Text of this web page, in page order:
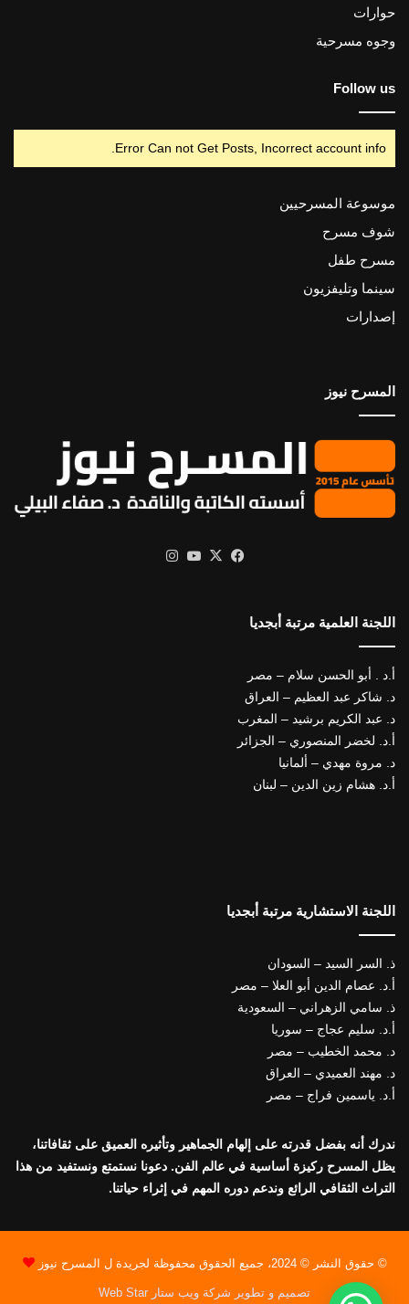
حوارات
وجوه مسرحية
Follow us
Error Can not Get Posts, Incorrect account info.
موسوعة المسرحيين
شوف مسرح
مسرح طفل
سينما وتليفزيون
إصدارات
المسرح نيوز
فيسبوك
X يوتيوب
اللجنة العلمية مرتبة أبجديا
أ.د . أبو الحسن سلام – مصر
د. شاكر عبد العظيم – العراق
د. عبد الكريم برشيد – المغرب
أ.د. لخضر المنصوري – الجزائر
د. مروة مهدي – ألمانيا
أ.د. هشام زين الدين – لبنان
اللجنة الاستشارية مرتبة أبجديا
ذ. السر السيد – السودان
أ.د. عصام الدين أبو العلا – مصر
ذ. سامي الزهراني – السعودية
أ.د. سليم عجاج – سوريا
د. محمد الخطيب – مصر
د. مهند العميدي – العراق
أ.د. ياسمين فراج – مصر
ندرك أنه بفضل قدرته على إلهام الجماهير وتأثيره العميق على ثقافاتنا،
يظل المسرح ركيزة أساسية في عالم الفن. دعونا نستمتع ونستفيد من هذا
التراث الثقافي الرائع وندعم دوره المهم في إثراء حياتنا.
© حقوق النشر © 2024، جميع الحقوق محفوظة لجريدة ل المسرح نيوز
تصميم و تطوير شركة ويب ستار Web Star